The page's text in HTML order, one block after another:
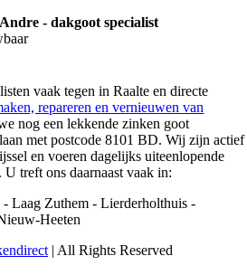
Andre - dakgoot specialist
vaak tegen in Raalte en directe
repareren en vernieuwen van
nog een lekkende zinken goot
met postcode 8101 BD. Wij zijn actief
en voeren dagelijks uiteenlopende
treft ons daarnaast vaak in:
Laag Zuthem - Lierderholthuis -
Heeten
| All Rights Reserved